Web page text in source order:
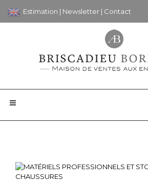
Estimation | Newsletter | Contact